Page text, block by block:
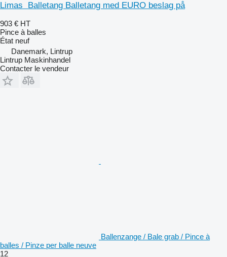
Limas Balletang Balletang med EURO beslag på
903 € HT
Pince à balles
État neuf
Danemark, Lintrup
Lintrup Maskinhandel
Contacter le vendeur
Ballenzange / Bale grab / Pince à
balles / Pinze per balle neuve
12